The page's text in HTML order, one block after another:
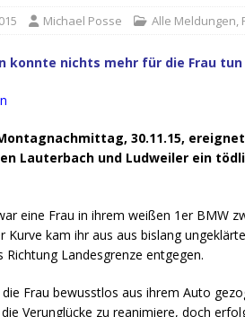
Michael Posse Alle Meldungen,
konnte nichts mehr für die Frau tun
30.11.15,
Lauterbach und Ludweiler ein
eine Frau in ihrem weißen 1er BMW
Kurve kam ihr aus aus bislang
Richtung Landesgrenze entgegen.
Frau bewusstlos aus ihrem Auto
Verunglücke zu reanimiere, doch